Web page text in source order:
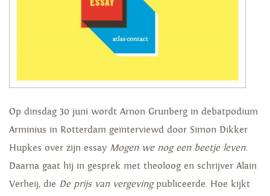
Op dinsdag 30 juni wordt Arnon Grunberg in debatpodium
Arminius in Rotterdam geïnterviewd door Simon Dikker
Hupkes over zijn essay Mogen we nog een beetje leven.
Daarna gaat hij in gesprek met theoloog en schrijver Alain
Verheij, die De prijs van vergevingpubliceerde. Hoe kijkt